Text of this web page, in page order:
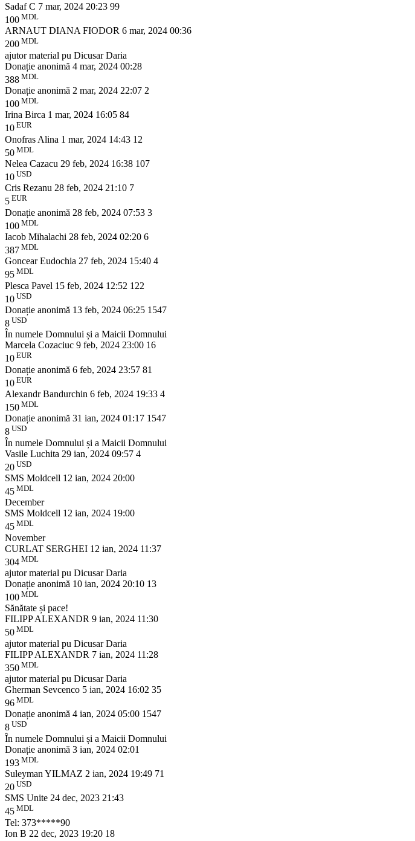
Sadaf C 7 mar, 2024 20:23 99
100 MDL
ARNAUT DIANA FIODOR 6 mar, 2024 00:36
200 MDL
ajutor material pu Dicusar Daria
Donație anonimă 4 mar, 2024 00:28
388 MDL
Donație anonimă 2 mar, 2024 22:07 2
100 MDL
Irina Birca 1 mar, 2024 16:05 84
10 EUR
Onofras Alina 1 mar, 2024 14:43 12
50 MDL
Nelea Cazacu 29 feb, 2024 16:38 107
10 USD
Cris Rezanu 28 feb, 2024 21:10 7
5 EUR
Donație anonimă 28 feb, 2024 07:53 3
100 MDL
Iacob Mihalachi 28 feb, 2024 02:20 6
387 MDL
Goncear Eudochia 27 feb, 2024 15:40 4
95 MDL
Plesca Pavel 15 feb, 2024 12:52 122
10 USD
Donație anonimă 13 feb, 2024 06:25 1547
8 USD
În numele Domnului și a Maicii Domnului
Marcela Cozaciuc 9 feb, 2024 23:00 16
10 EUR
Donație anonimă 6 feb, 2024 23:57 81
10 EUR
Alexandr Bandurchin 6 feb, 2024 19:33 4
150 MDL
Donație anonimă 31 ian, 2024 01:17 1547
8 USD
În numele Domnului și a Maicii Domnului
Vasile Luchita 29 ian, 2024 09:57 4
20 USD
SMS Moldcell 12 ian, 2024 20:00
45 MDL
December
SMS Moldcell 12 ian, 2024 19:00
45 MDL
November
CURLAT SERGHEI 12 ian, 2024 11:37
304 MDL
ajutor material pu Dicusar Daria
Donație anonimă 10 ian, 2024 20:10 13
100 MDL
Sănătate și pace!
FILIPP ALEXANDR 9 ian, 2024 11:30
50 MDL
ajutor material pu Dicusar Daria
FILIPP ALEXANDR 7 ian, 2024 11:28
350 MDL
ajutor material pu Dicusar Daria
Gherman Sevcenco 5 ian, 2024 16:02 35
96 MDL
Donație anonimă 4 ian, 2024 05:00 1547
8 USD
În numele Domnului și a Maicii Domnului
Donație anonimă 3 ian, 2024 02:01
193 MDL
Suleyman YILMAZ 2 ian, 2024 19:49 71
20 USD
SMS Unite 24 dec, 2023 21:43
45 MDL
Tel: 373*****90
Ion B 22 dec, 2023 19:20 18